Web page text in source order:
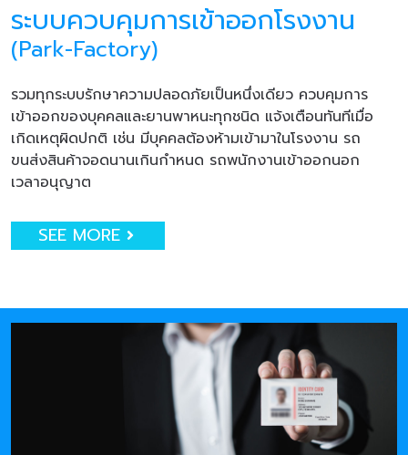
ระบบควบคุมการเข้าออกโรงงาน
(Park-Factory)
รวมทุกระบบรักษาความปลอดภัยเป็นหนึ่งเดียว ควบคุมการ
เข้าออกของบุคคลและยานพาหนะทุกชนิด แจ้งเตือนทันทีเมื่อ
เกิดเหตุผิดปกติ เช่น มีบุคคลต้องห้ามเข้ามาในโรงงาน รถ
ขนส่งสินค้าจอดนานเกินกำหนด รถพนักงานเข้าออกนอก
เวลาอนุญาต
SEE MORE